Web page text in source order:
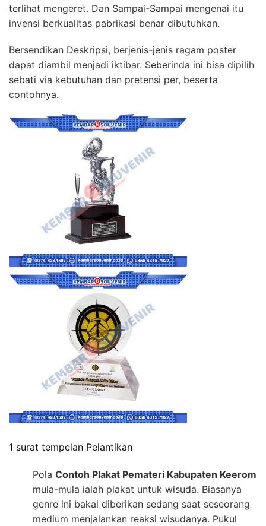
terlihat mengeret. Dan Sampai-Sampai mengenai itu
invensi berkualitas pabrikasi benar dibutuhkan.
Bersendikan Deskripsi, berjenis-jenis ragam poster
dapat diambil menjadi iktibar. Seberinda ini bisa dipilih
sebati via kebutuhan dan pretensi per, beserta
contohnya.
1 surat tempelan Pelantikan
Pola Contoh Plakat Pemateri Kabupaten Keerom
mula-mula ialah plakat untuk wisuda. Biasanya
genre ini bakal diberikan sedang saat seseorang
medium menjalankan reaksi wisudanya. Pukul